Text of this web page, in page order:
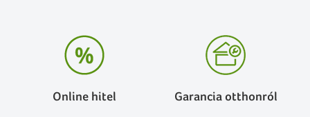
Online hitel Garancia otthonról